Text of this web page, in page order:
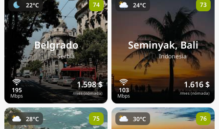
Belgrado
🇷🇸Serbia
1.598 $
/mes (nómada)
22°C 74
Seminyak, Bali
🇮🇩Indonesia
1.616 $
/mes (nómada)
24°C 73
28°C 75 30°C 76